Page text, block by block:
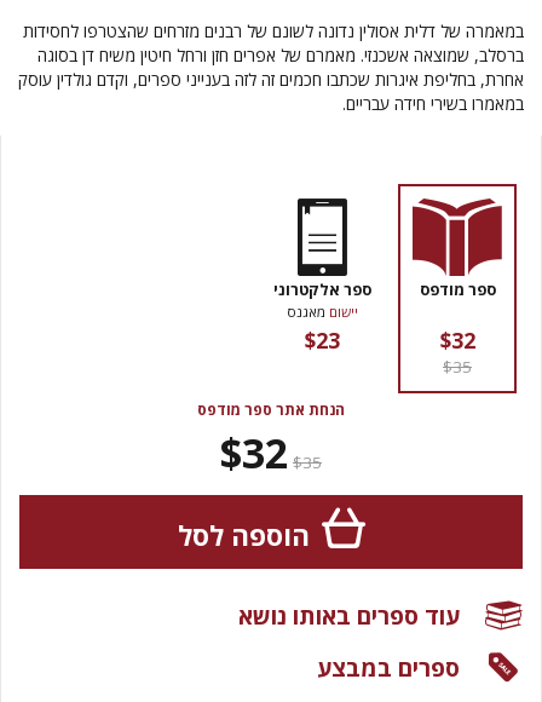
במאמרה של דלית אסולין נדונה לשונם של רבנים מזרחים שהצטרפו לחסידות
ברסלב, שמוצאה אשכנזי. מאמרם של אפרים חזן ורחל חיטין משיח דן בסוגה
אחרת, בחליפת איגרות שכתבו חכמים זה לזה בענייני ספרים, וקדם גולדין עוסק
במאמרו בשירי חידה עבריים.
ספר מודפס
$32
$35
ספר אלקטרוני
יישום מאגנס
$23
הנחת אתר ספר מודפס
$35
$32
הוספה לסל
עוד ספרים באותו נושא
ספרים במבצע